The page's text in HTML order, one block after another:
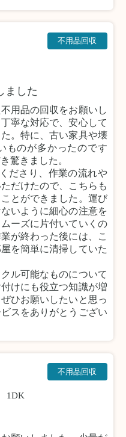
不用品回収
ました
用品の回収をお願いし
寧な対応で、安心して
。特に、古い家具や壊
ものが多かったのです
驚きました。
ださり、作業の流れや
だけたので、こちらも
とができました。運び
いように細心の注意を
ーズに片付いていくの
が終わった後には、こ
を簡単に清掃していた
ル可能なものについて
けにも役立つ知識が増
ひお願いしたいと思っ
スをありがとうござい
1DK
不用品回収